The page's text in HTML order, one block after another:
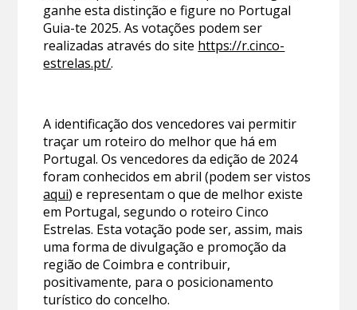
ganhe esta distinção e figure no Portugal
Guia-te 2025. As votações podem ser
realizadas através do site https://r.cinco-
estrelas.pt/.
A identificação dos vencedores vai permitir
traçar um roteiro do melhor que há em
Portugal. Os vencedores da edição de 2024
foram conhecidos em abril (podem ser vistos
aqui) e representam o que de melhor existe
em Portugal, segundo o roteiro Cinco
Estrelas. Esta votação pode ser, assim, mais
uma forma de divulgação e promoção da
região de Coimbra e contribuir,
positivamente, para o posicionamento
turístico do concelho.